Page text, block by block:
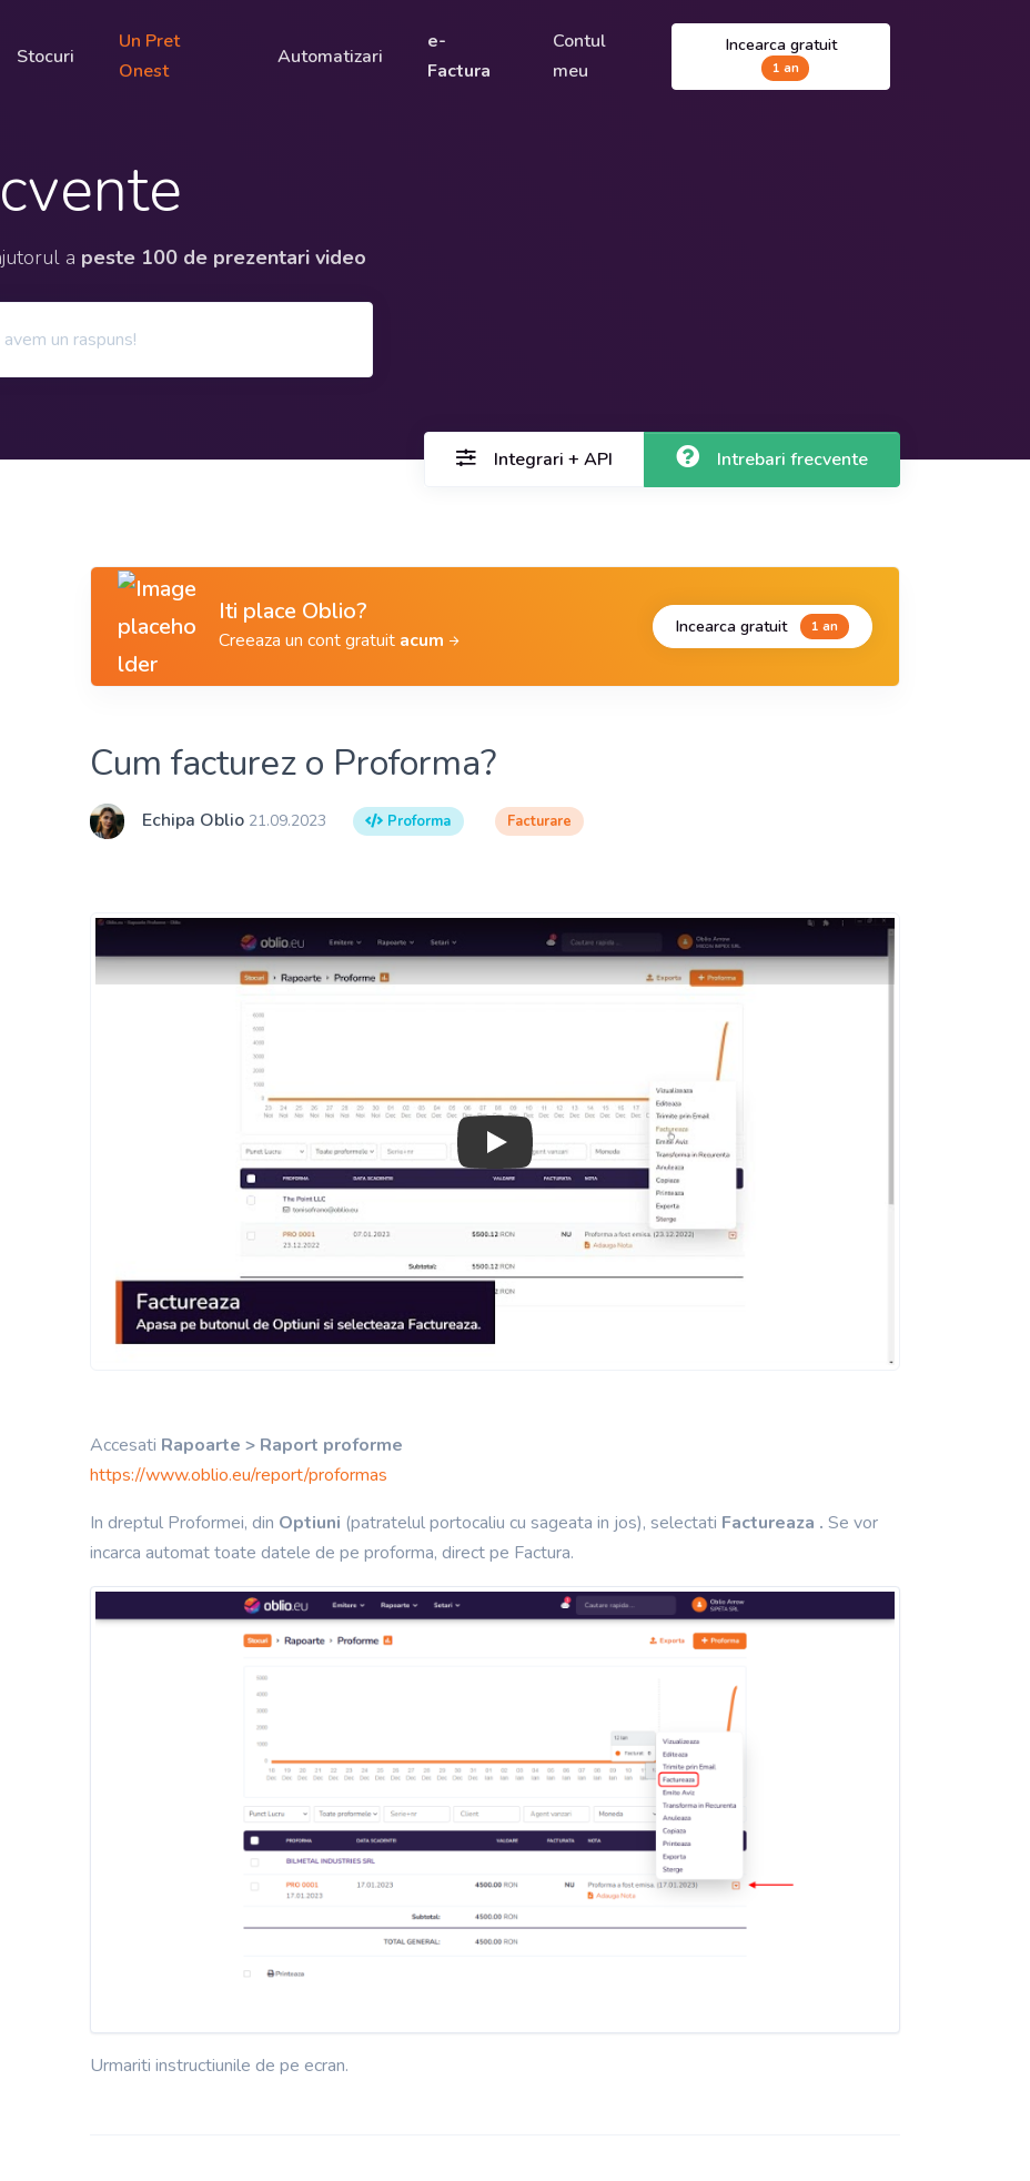
Stocuri
Un Pret
Onest
Automatizari
e-
Factura
Contul
meu
Incearca gratuit
1 an
a peste 100 de prezentari video
Integrari + API Intrebari frecvente
Iti place Oblio?
Creeaza un cont gratuit acum
Incearca gratuit 1 an
Cum facturez o Proforma?
Echipa Oblio 21.09.2023 Proforma Facturare
Play
Accesati Rapoarte > Raport proforme
https://www.oblio.eu/report/proformas
In dreptul Proformei, din Optiuni (patratelul portocaliu cu sageata in jos), selectati Factureaza . Se vor
incarca automat toate datele de pe proforma, direct pe Factura.
Urmariti instructiunile de pe ecran.